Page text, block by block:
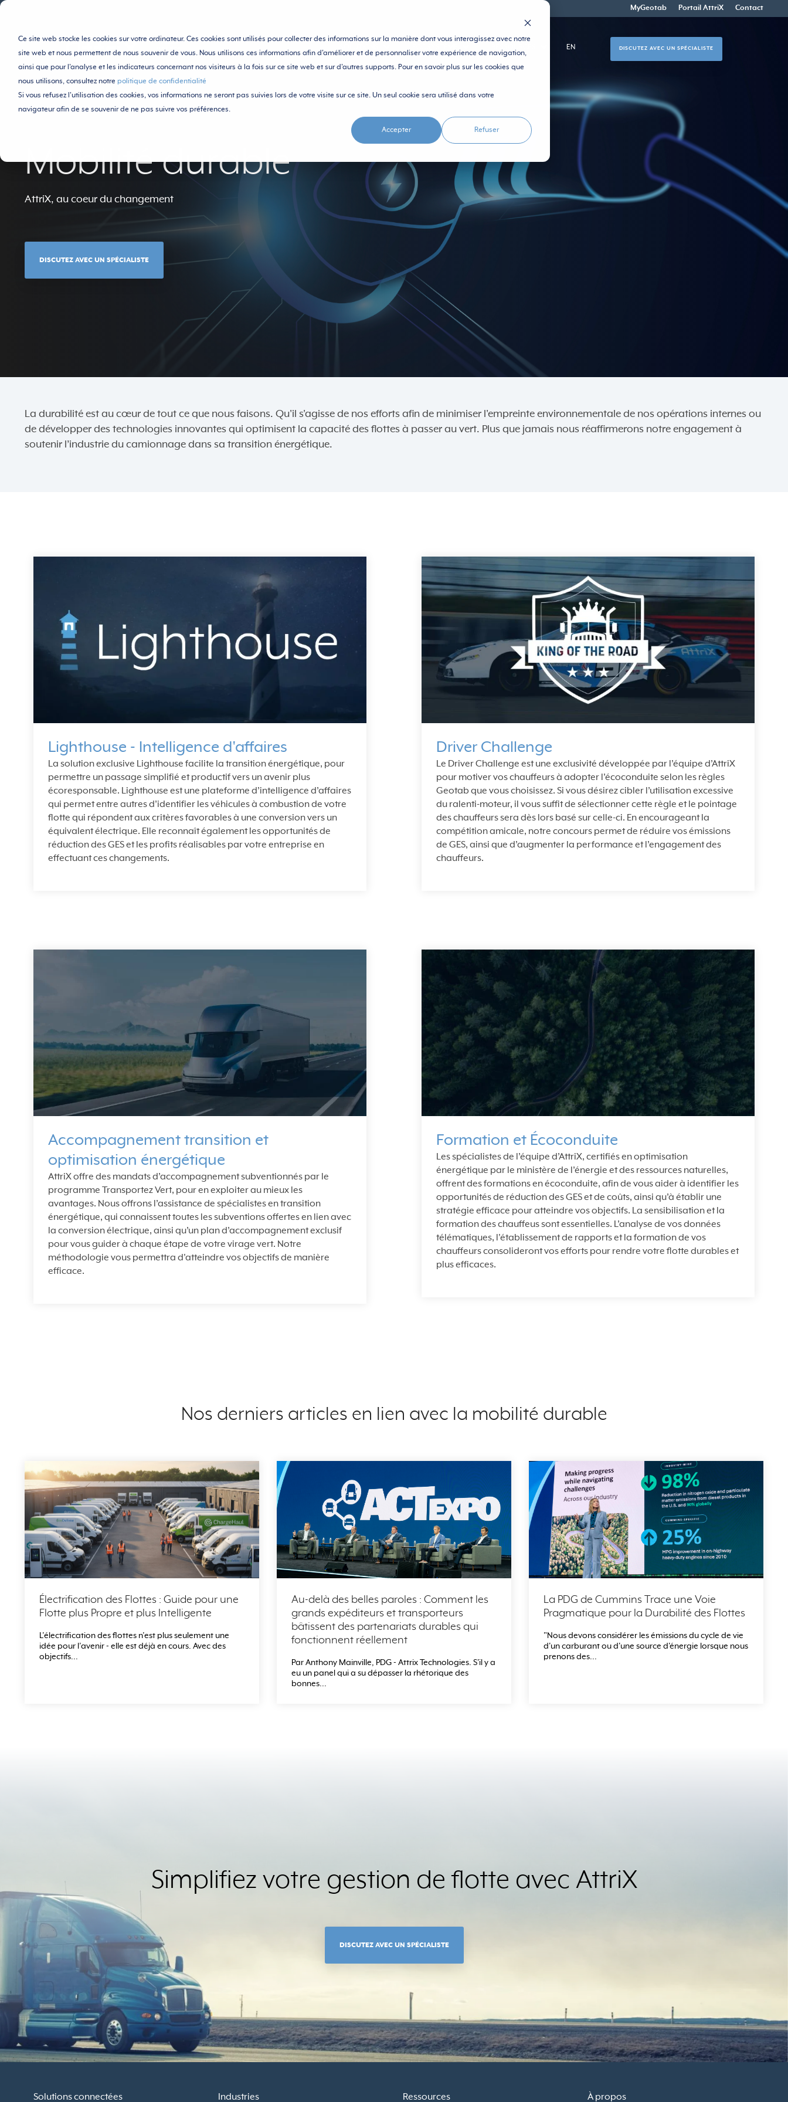
Ce site web stocke les cookies sur votre ordinateur. Ces cookies sont utilisés pour collecter des informations sur la manière dont vous interagissez avec notre
site web et nous permettent de nous souvenir de vous. Nous utilisons ces informations afin d'améliorer et de personnaliser votre expérience de navigation,
ainsi que pour l'analyse et les indicateurs concernant nos visiteurs à la fois sur ce site web et sur d'autres supports. Pour en savoir plus sur les cookies que
nous utilisons, consultez notre politique de confidentialité
Si vous refusez l'utilisation des cookies, vos informations ne seront pas suivies lors de votre visite sur ce site. Un seul cookie sera utilisé dans votre
navigateur afin de se souvenir de ne pas suivre vos préférences.
Accepter Refuser
MyGeotab Portail AttriX Contact
EN DISCUTEZ AVEC UN SPÉCIALISTE
Mobilité durable
AttriX, au coeur du changement
DISCUTEZ AVEC UN SPÉCIALISTE
La durabilité est au cœur de tout ce que nous faisons. Qu'il s'agisse de nos efforts afin de minimiser l'empreinte environnementale de nos opérations internes ou
de développer des technologies innovantes qui optimisent la capacité des flottes à passer au vert. Plus que jamais nous réaffirmerons notre engagement à
soutenir l’industrie du camionnage dans sa transition énergétique.
Lighthouse - Intelligence d'affaires
La solution exclusive Lighthouse facilite la transition énergétique, pour
permettre un passage simplifié et productif vers un avenir plus
écoresponsable. Lighthouse est une plateforme d’intelligence d’affaires
qui permet entre autres d’identifier les véhicules à combustion de votre
flotte qui répondent aux critères favorables à une conversion vers un
équivalent électrique. Elle reconnaît également les opportunités de
réduction des GES et les profits réalisables par votre entreprise en
effectuant ces changements.
Accompagnement transition et
optimisation énergétique
AttriX offre des mandats d’accompagnement subventionnés par le
programme Transportez Vert, pour en exploiter au mieux les
avantages. Nous offrons l’assistance de spécialistes en transition
énergétique, qui connaissent toutes les subventions offertes en lien avec
la conversion électrique, ainsi qu’un plan d’accompagnement exclusif
pour vous guider à chaque étape de votre virage vert. Notre
méthodologie vous permettra d'atteindre vos objectifs de manière
efficace.
Driver Challenge
Le Driver Challenge est une exclusivité développée par l’équipe d’AttriX
pour motiver vos chauffeurs à adopter l’écoconduite selon les règles
Geotab que vous choisissez. Si vous désirez cibler l’utilisation excessive
du ralenti-moteur, il vous suffit de sélectionner cette règle et le pointage
des chauffeurs sera dès lors basé sur celle-ci. En encourageant la
compétition amicale, notre concours permet de réduire vos émissions
de GES, ainsi que d’augmenter la performance et l’engagement des
chauffeurs.
Formation et Écoconduite
Les spécialistes de l’équipe d’AttriX, certifiés en optimisation
énergétique par le ministère de l’énergie et des ressources naturelles,
offrent des formations en écoconduite, afin de vous aider à identifier les
opportunités de réduction des GES et de coûts, ainsi qu’à établir une
stratégie efficace pour atteindre vos objectifs. La sensibilisation et la
formation des chauffeus sont essentielles. L’analyse de vos données
télématiques, l'établissement de rapports et la formation de vos
chauffeurs consolideront vos efforts pour rendre votre flotte durables et
plus efficaces.
Nos derniers articles en lien avec la mobilité durable
Électrification des Flottes : Guide pour une
Flotte plus Propre et plus Intelligente
L’électrification des flottes n’est plus seulement une
idée pour l’avenir - elle est déjà en cours. Avec des
objectifs...
Au-delà des belles paroles : Comment les
grands expéditeurs et transporteurs
bâtissent des partenariats durables qui
fonctionnent réellement
Par Anthony Mainville, PDG - Attrix Technologies. S'il y a
eu un panel qui a su dépasser la rhétorique des
bonnes...
La PDG de Cummins Trace une Voie
Pragmatique pour la Durabilité des Flottes
"Nous devons considérer les émissions du cycle de vie
d'un carburant ou d'une source d'énergie lorsque nous
prenons des...
Simplifiez votre gestion de flotte avec AttriX
DISCUTEZ AVEC UN SPÉCIALISTE
Solutions connectées Industries Ressources À propos